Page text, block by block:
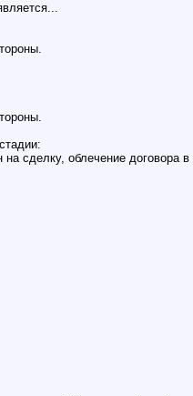
на сделку, облечение договора